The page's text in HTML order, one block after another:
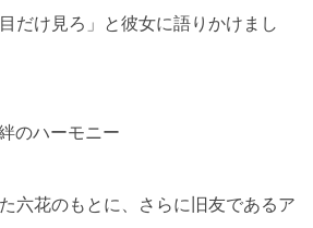
だけ見ろ」と彼女に語りかけまし
のハーモニー
六花のもとに、さらに旧友であるア